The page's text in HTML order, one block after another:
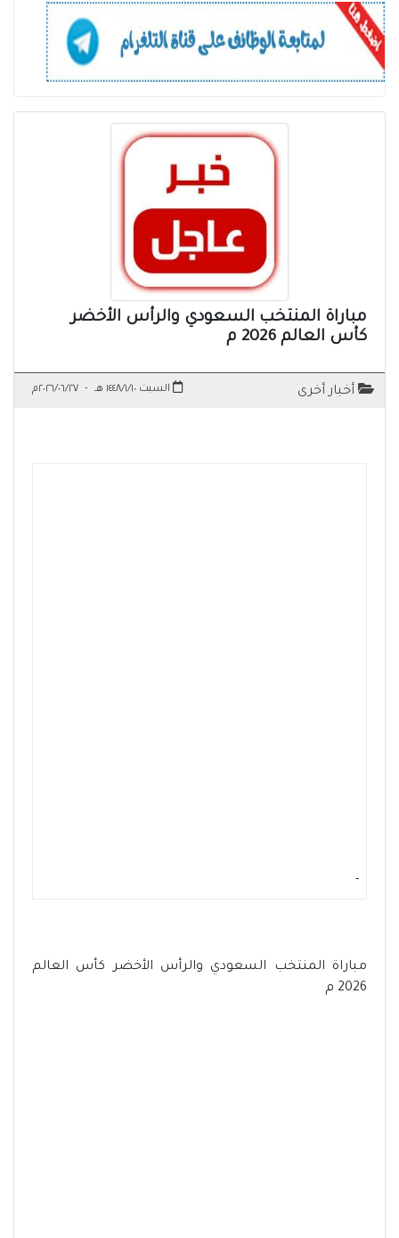
مباراة المنتخب السعودي والرأس الأخضر
كأس العالم 2026 م
أخبار أخرى السبت ١٤٤٨/١/١٠ هـ - ٢٠٢٦/٠٦/٢٧م
-
مباراة المنتخب السعودي والرأس الأخضر كأس العالم
2026 م